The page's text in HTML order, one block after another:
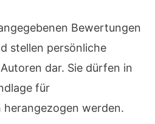
Bewertungen
stellen persönliche
dar. Sie dürfen in
für
werden.